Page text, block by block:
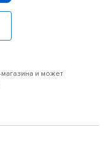
магазина и может